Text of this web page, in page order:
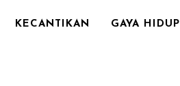
KECANTIKAN GAYA HIDUP